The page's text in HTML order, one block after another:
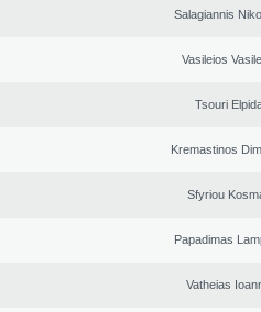
Salagiannis
Vasileios
Tsouri
Kremastinos
Sfyriou
Papadimas
Vatheias